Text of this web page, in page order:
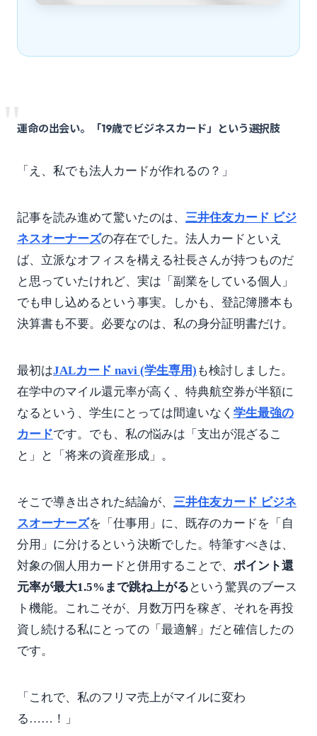
"
運命の出会い。「19歳でビジネスカード」という選択肢
「え、私でも法人カードが作れるの？」
記事を読み進めて驚いたのは、 三井住友カード ビジ
ネスオーナーズの存在でした。法人カードといえ
ば、立派なオフィスを構える社長さんが持つものだ
と思っていたけれど、実は「副業をしている個人」
でも申し込めるという事実。しかも、登記簿謄本も
決算書も不要。必要なのは、私の身分証明書だけ。
最初はJALカード navi (学生専用) も検討しました。
在学中のマイル還元率が高く、特典航空券が半額に
なるという、学生にとっては間違いなく 学生最強の
カードです。でも、私の悩みは「支出が混ざるこ
と」と「将来の資産形成」。
そこで導き出された結論が、 三井住友カード ビジネ
スオーナーズを「仕事用」に、既存のカードを「自
分用」に分けるという決断でした。特筆すべきは、
対象の個人用カードと併用することで、 ポイント還
元率が最大1.5%まで跳ね上がる という驚異のブース
ト機能。これこそが、月数万円を稼ぎ、それを再投
資し続ける私にとっての「最適解」だと確信したの
です。
「これで、私のフリマ売上がマイルに変わ
る……！」